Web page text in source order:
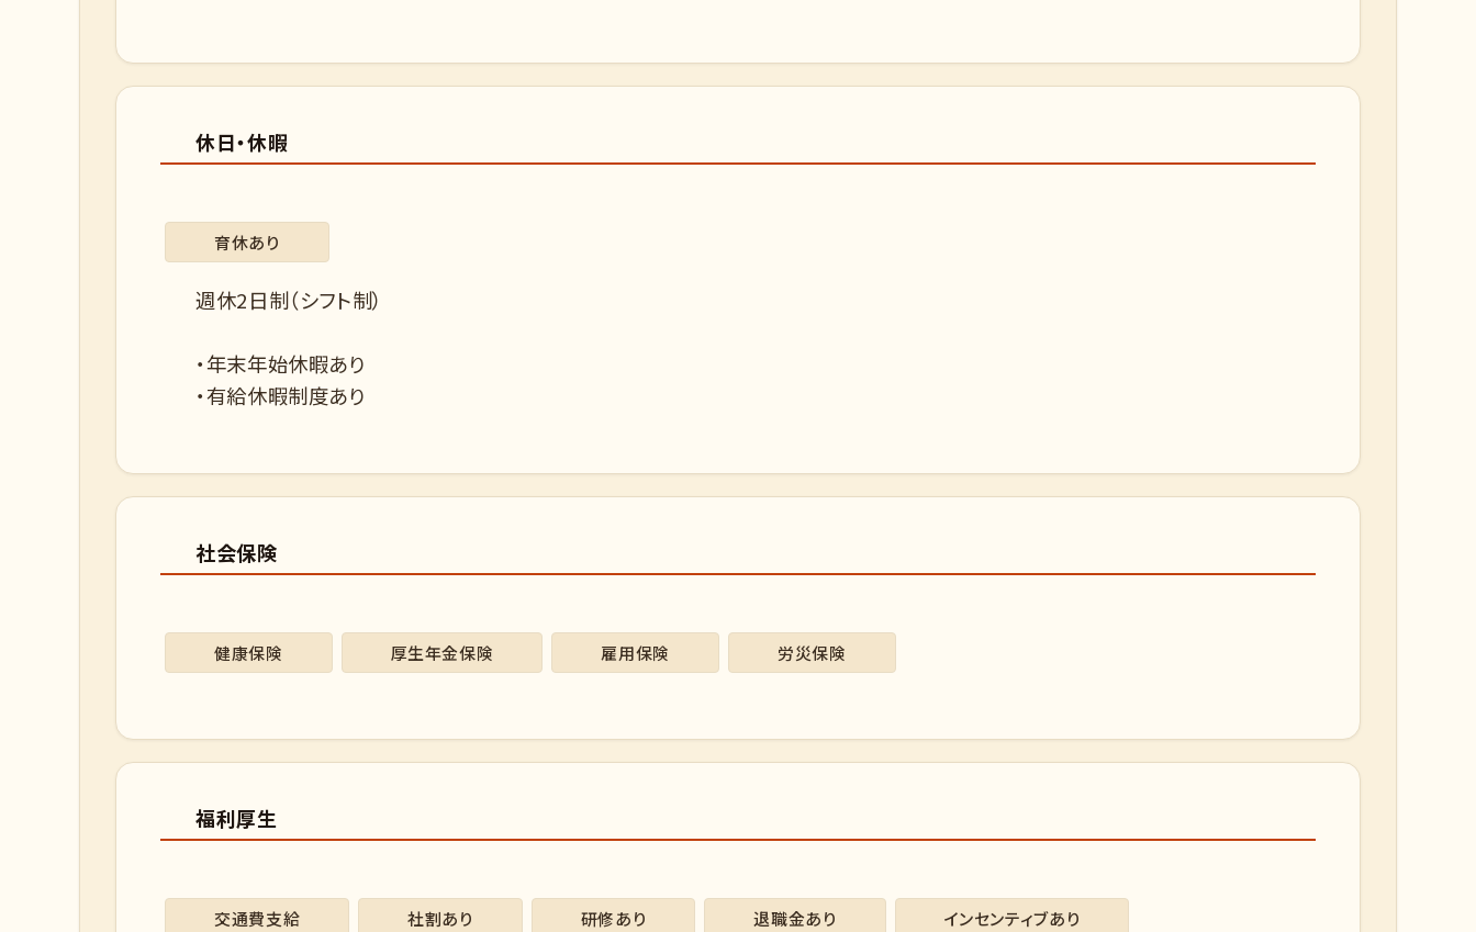
休日・休暇
育休あり
週休2日制（シフト制）
・年末年始休暇あり
・有給休暇制度あり
社会保険
健康保険 厚生年金保険 雇用保険 労災保険
福利厚生
交通費支給 社割あり 研修あり 退職金あり インセンティブあり